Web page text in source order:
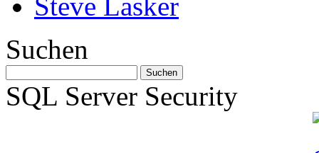
Steve Lasker
Suchen
SQL Server Security